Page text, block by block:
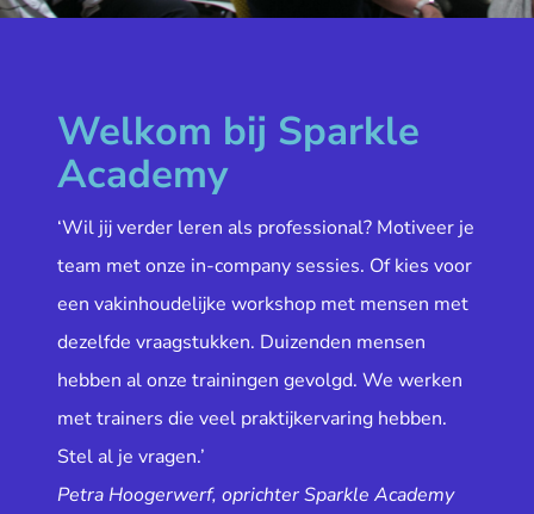
Welkom bij Sparkle
Academy
‘Wil jij verder leren als professional? Motiveer je
team met onze in-company sessies. Of kies voor
een vakinhoudelijke workshop met mensen met
dezelfde vraagstukken. Duizenden mensen
hebben al onze trainingen gevolgd. We werken
met trainers die veel praktijkervaring hebben.
Stel al je vragen.’
Petra Hoogerwerf, oprichter Sparkle Academy